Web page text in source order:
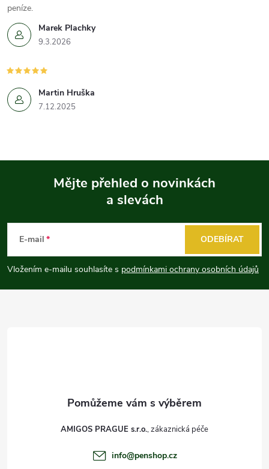
Marek Plachky
9.3.2026
peníze.
Martin Hruška
7.12.2025
p
a
Mějte přehled o novinkách
a slevách
E-mail
Vložením e-mailu souhlasíte s podmínkami ochrany osobních údajů
ODEBÍRAT
AMIGOS PRAGUE s.r.o.
info@penshop.cz